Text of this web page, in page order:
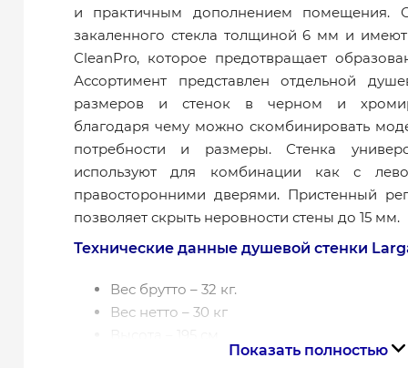
и практичным дополнением помещения.
закаленного стекла толщиной 6 мм и
CleanPro, которое предотвращает
Ассортимент представлен отдельной
размеров и стенок в черном и
благодаря чему можно скомбинировать
потребности и размеры. Стенка
используют для комбинации как с
правосторонними дверями. Пристенный
позволяет скрыть неровности стены до 15 мм.
Технические данные душевой стенки
Вес брутто – 32 кг.
Вес нетто – 30 кг
Цвет профиля - ХромПоказать полностью